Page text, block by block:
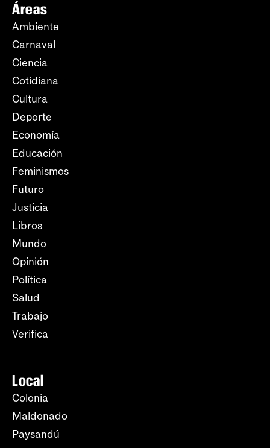
Áreas
Ambiente
Carnaval
Ciencia
Cotidiana
Cultura
Deporte
Economía
Educación
Feminismos
Futuro
Justicia
Libros
Mundo
Opinión
Política
Salud
Trabajo
Verifica
Local
Colonia
Maldonado
Paysandú